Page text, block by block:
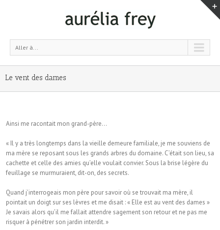
Aller à...
Le vent des dames
Ainsi me racontait mon grand-père…
« Il y a très longtemps dans la vieille demeure familiale, je me souviens de
ma mère se reposant sous les grands arbres du domaine. C’était son lieu, sa
cachette et celle des amies qu’elle voulait convier. Sous la brise légère du
feuillage se murmuraient, dit-on, des secrets.
Quand j’interrogeais mon père pour savoir où se trouvait ma mère, il
pointait un doigt sur ses lèvres et me disait : « Elle est au vent des dames »
Je savais alors qu’il me fallait attendre sagement son retour et ne pas me
risquer à pénétrer son jardin interdit. »